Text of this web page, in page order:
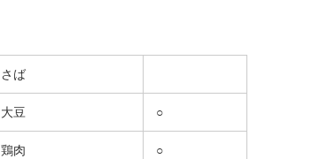
さば
大豆 ○
鶏肉 ○